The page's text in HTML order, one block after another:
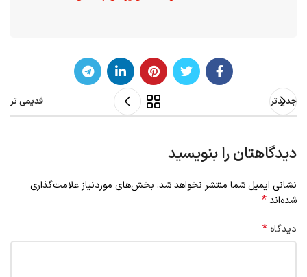
جدیدتر قدیمی تر
دیدگاهتان را بنویسید
نشانی ایمیل شما منتشر نخواهد شد. بخش‌های موردنیاز علامت‌گذاری
شده‌اند*
دیدگاه *